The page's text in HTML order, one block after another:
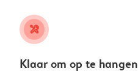
tools
Klaar om op te hangen